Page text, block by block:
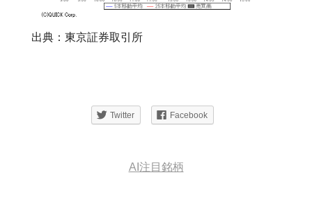
出典：東京証券取引所
Twitter Facebook
AI注目銘柄